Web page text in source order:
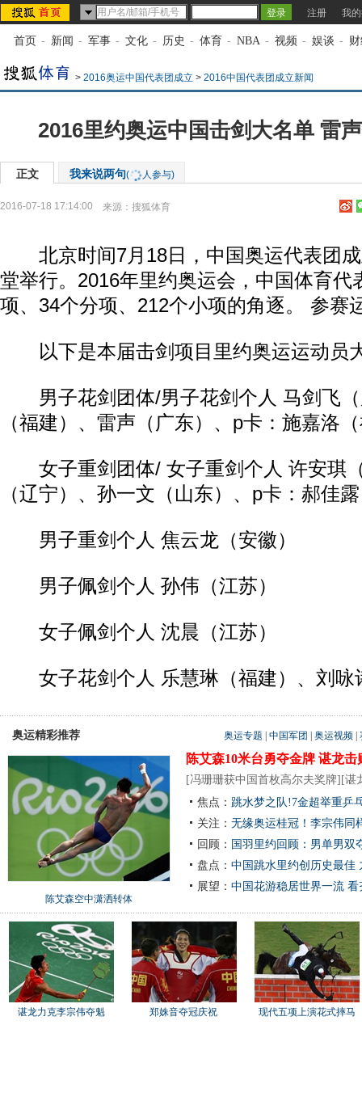
注册 我
首页 - 新闻 - 军事 - 文化 - 历史 - 体育 - NBA - 视频 - 娱谈 -
> 2016奥运中国代表团成立 > 2016中国代表团成立新闻
2016里约奥运中国击剑大名单 雷
正文 我来说两句( 人参与)
2016-07-18 17:14:00 来源： 搜狐体育
北京时间7月18日，中国奥运代表团成
堂举行。2016年里约奥运会，中国体育代
项、34个分项、212个小项的角逐。 参赛
以下是本届击剑项目里约奥运运动员
男子花剑团体/男子花剑个人 马剑飞（
（福建）、雷声（广东）、p卡：施嘉洛
女子重剑团体/ 女子重剑个人 许安琪
（辽宁）、孙一文（山东）、p卡：郝佳
男子重剑个人 焦云龙（安徽）
男子佩剑个人 孙伟（江苏）
女子佩剑个人 沈晨（江苏）
女子花剑个人 乐慧琳（福建）、刘咏